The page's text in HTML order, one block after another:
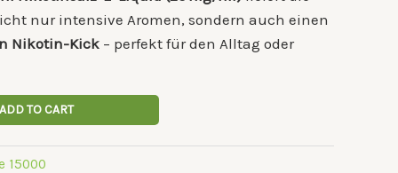
nur intensive Aromen, sondern auch einen
Nikotin-Kick – perfekt für den Alltag oder
TO CART
15000